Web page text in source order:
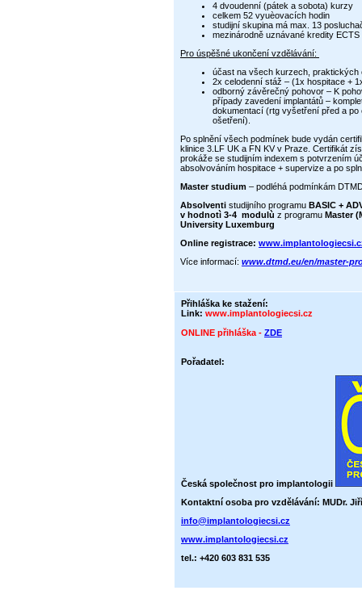
4 dvoudenní (pátek a sobota) kurzy
celkem 52 vyuèovacích hodin
studijní skupina má max. 13
mezinárodně uznávané kredity
Pro úspěšné ukončení vzdělávání:
účast na všech kurzech, praktických
2x celodenní stáž – (1x hospitace +
odborný závěrečný pohovor – K
případy zavedení implantátů –
dokumentací (rtg vyšetření před a
ošetření).
Po splnění všech podmínek bude vydán
klinice 3.LF UK a FN KV v Praze. Certifikát
prokáže se studijním indexem s potvrzením
absolvováním hospitace + supervize a po
Master studium – podléhá podmínkám
Absolventi studijního programu BASIC +
v hodnotì 3-4 modulù z programu Master
University Luxemburg
Online registrace:
Více informací: www.dtmd.eu/en/master-
Přihláška ke stažení:
Link: www.implantologiecsi.cz
ONLINE přihláška - ZDE
Pořadatel:
Česká společnost pro implantologii
Kontaktní osoba pro vzdělávání: MUDr.
info@implantologiecsi.cz
www.implantologiecsi.cz
tel.: +420 603 831 535